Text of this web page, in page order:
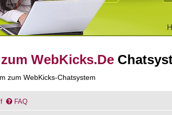
WebKicks.De
zum WebKicks-Chatsystem
FAQ